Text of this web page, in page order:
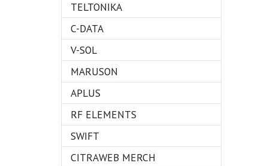
TELTONIKA
C-DATA
V-SOL
MARUSON
APLUS
RF ELEMENTS
SWIFT
CITRAWEB MERCH